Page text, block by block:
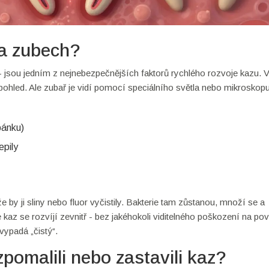
zubech?
jedním z nejnebezpečnějších faktorů rychlého rozvoje kazu.
Ale zubař je vidí pomocí speciálního světla nebo
by ji sliny nebo fluor vyčistily. Bakterie tam zůstanou, množí se a
se rozvíjí zevnitř - bez jakéhokoli viditelného poškození na
„čistý“.
nebo zastavili kaz?